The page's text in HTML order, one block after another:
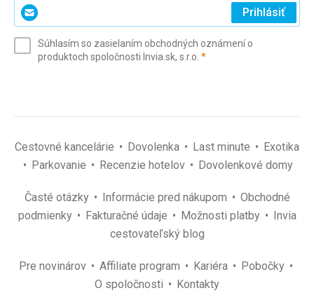
Zadajte
svoj
(povinné)
Prihlásiť
Súhlasím so zasielaním obchodných oznámení o
produktoch spoločnosti Invia.sk, s.r.o. *(povinné)
Cestovné kancelárie Dovolenka Last minute
Exotika
Parkovanie
Recenzie hotelov Dovolenkové domy
Časté otázky Informácie pred nákupom
Obchodné
podmienky
Fakturačné údaje Možnosti platby
Invia
cestovateľský blog
Pre novinárov Affiliate program Kariéra
Pobočky
O spoločnosti
Kontakty